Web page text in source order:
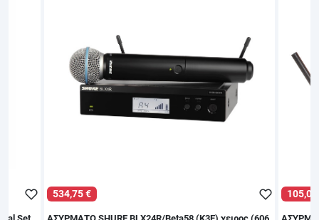
534,75 € 105,00 €